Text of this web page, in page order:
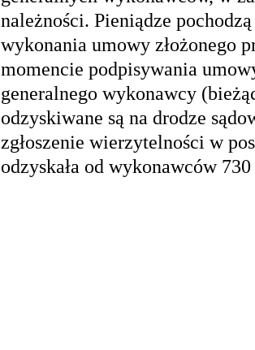
należności. Pieniądze
wykonania umowy złożonego
momencie podpisywania
generalnego wykonawcy
odzyskiwane są na drodze
zgłoszenie wierzytelności w
odzyskała od wykonawców